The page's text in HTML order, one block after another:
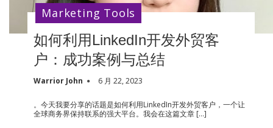
如何利用LinkedIn开发外贸客
户：成功案例与总结
Warrior John 6 月 22, 2023
。今天我要分享的话题是如何利用LinkedIn开发外贸客户，一个让
全球商务界保持联系的强大平台。我会在这篇文章 […]
Marketing Tools